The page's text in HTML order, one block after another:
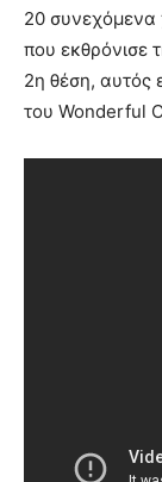
20 συνεχόμενα
που εκθρόνισε
2η θέση, αυτός
του Wonderful